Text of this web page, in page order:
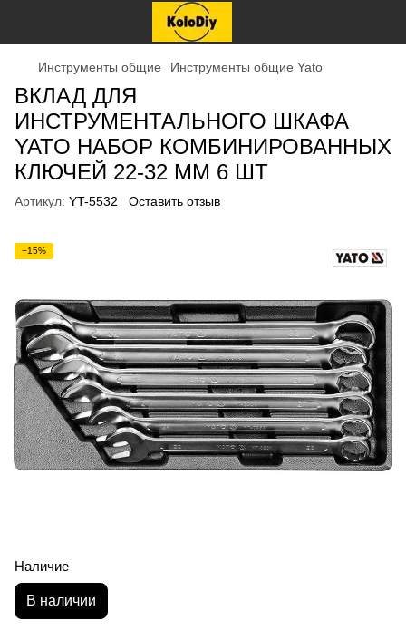
Инструменты общие Инструменты общие Yato
ВКЛАД ДЛЯ
ИНСТРУМЕНТАЛЬНОГО ШКАФА
YATO НАБОР КОМБИНИРОВАННЫХ
КЛЮЧЕЙ 22-32 ММ 6 ШТ
Артикул: YT-5532 Оставить отзыв
−15%
Наличие
В наличии